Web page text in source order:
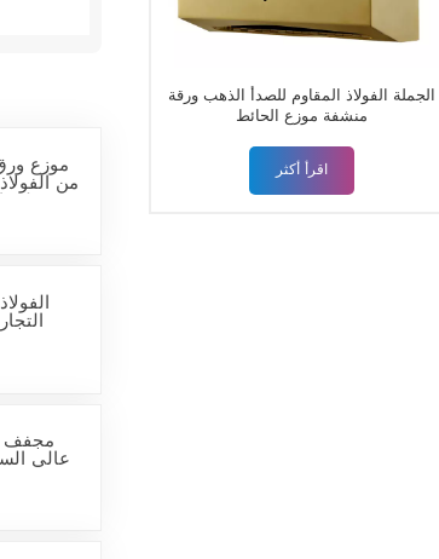
موزع
من
على
مجفف
عالي
الجملة الفولاذ المقاوم للصدأ الذهب ورقة
منشفة موزع الحائط
اقرأ أكثر